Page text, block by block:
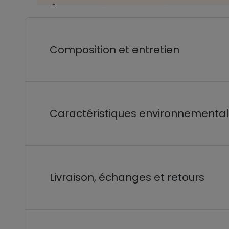
Composition et entretien
Caractéristiques
Livraison, échanges et retours